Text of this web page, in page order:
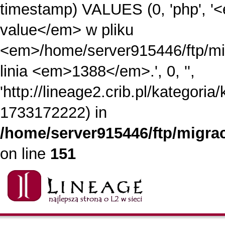
timestamp) VALUES (0, 'php',
value</em> w pliku
<em>/home/server915446/ftp/
linia <em>1388</em>.', 0, '',
'http://lineage2.crib.pl/
1733172222) in
/home/server915446/ftp/
on line 151